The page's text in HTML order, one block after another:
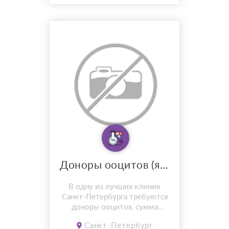
Доноры ооцитов (яйцеклеток)
В одну из лучших клиник
Санкт-Петербурга требуются
доноры ооцитов, сумма
Санкт-Петербург